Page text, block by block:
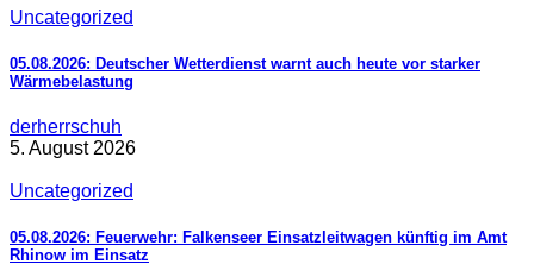
Uncategorized
05.08.2026: Deutscher Wetterdienst warnt auch heute vor starker
Wärmebelastung
derherrschuh
5. August 2026
Uncategorized
05.08.2026: Feuerwehr: Falkenseer Einsatzleitwagen künftig im Amt
Rhinow im Einsatz